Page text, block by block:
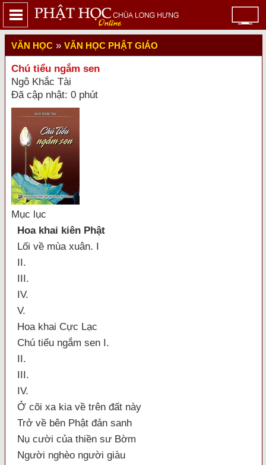
VĂN HỌC » VĂN HỌC PHẬT GIÁO
Chú tiểu ngắm sen
Ngô Khắc Tài
Đã cập nhật: 0 phút
Mục lục
Hoa khai kiên Phật
Lối về mùa xuân. I
II.
III.
IV.
V.
Hoa khai Cực Lạc
Chú tiểu ngắm sen I.
II.
III.
IV.
Ở cõi xa kia về trên đất này
Trở về bên Phật đản sanh
Nụ cười của thiền sư Bờm
Người nghèo người giàu